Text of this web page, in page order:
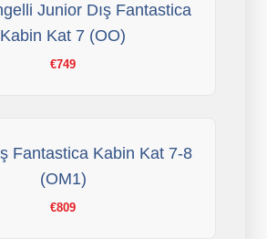
Junior Dış Fantastica
Kabin Kat 7 (OO)
€749
Fantastica Kabin Kat 7-8
(OM1)
€809